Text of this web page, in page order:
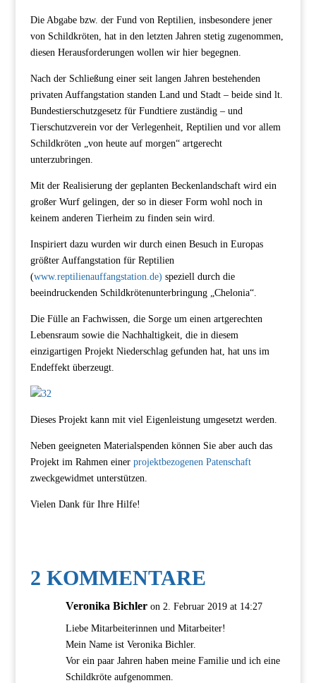
Die Abgabe bzw. der Fund von Reptilien, insbesondere jener
von Schildkröten, hat in den letzten Jahren stetig zugenommen,
diesen Herausforderungen wollen wir hier begegnen.
Nach der Schließung einer seit langen Jahren bestehenden
privaten Auffangstation standen Land und Stadt – beide sind lt.
Bundestierschutzgesetz für Fundtiere zuständig – und
Tierschutzverein vor der Verlegenheit, Reptilien und vor allem
Schildkröten „von heute auf morgen“ artgerecht
unterzubringen.
Mit der Realisierung der geplanten Beckenlandschaft wird ein
großer Wurf gelingen, der so in dieser Form wohl noch in
keinem anderen Tierheim zu finden sein wird.
Inspiriert dazu wurden wir durch einen Besuch in Europas
größter Auffangstation für Reptilien
(www.reptilienauffangstation.de) speziell durch die
beeindruckenden Schildkrötenunterbringung „Chelonia“.
Die Fülle an Fachwissen, die Sorge um einen artgerechten
Lebensraum sowie die Nachhaltigkeit, die in diesem
einzigartigen Projekt Niederschlag gefunden hat, hat uns im
Endeffekt überzeugt.
Dieses Projekt kann mit viel Eigenleistung umgesetzt werden.
Neben geeigneten Materialspenden können Sie aber auch das
Projekt im Rahmen einer projektbezogenen Patenschaft
zweckgewidmet unterstützen.
Vielen Dank für Ihre Hilfe!
2 KOMMENTARE
Veronika Bichler on 2. Februar 2019 at 14:27
Liebe Mitarbeiterinnen und Mitarbeiter!
Mein Name ist Veronika Bichler.
Vor ein paar Jahren haben meine Familie und ich eine
Schildkröte aufgenommen.